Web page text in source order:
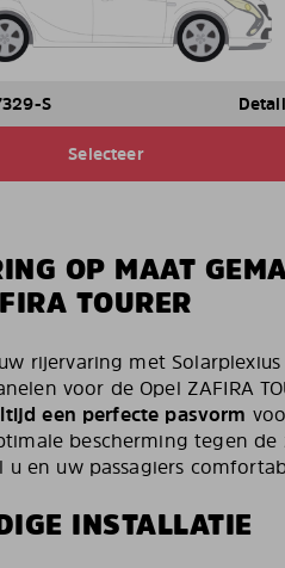
S
Selecteer
OP MAAT
TOURER
rijervaring met
voor de Opel ZAFIRA
een perfecte pasvorm
bescherming tegen
u en uw passagiers
INSTALLATIE